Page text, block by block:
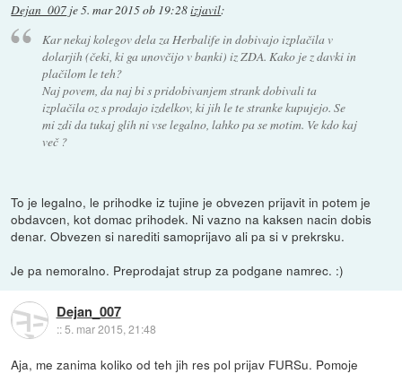
Dejan_007 je5. mar 2015 ob 19:28izjavil:
Kar nekaj kolegov dela za Herbalife in dobivajo izplačila v
dolarjih (čeki, ki ga unovčijo v banki) iz ZDA. Kako je z davki in
plačilom le teh?
Naj povem, da naj bi s pridobivanjem strank dobivali ta
izplačila oz s prodajo izdelkov, ki jih le te stranke kupujejo. Se
mi zdi da tukaj glih ni vse legalno, lahko pa se motim. Ve kdo kaj
več ?
To je legalno, le prihodke iz tujine je obvezen prijavit in potem je
obdavcen, kot domac prihodek. Ni vazno na kaksen nacin dobis
denar. Obvezen si narediti samoprijavo ali pa si v prekrsku.
Je pa nemoralno. Preprodajat strup za podgane namrec. :)
Dejan_007
::5. mar 2015, 21:48
Aja, me zanima koliko od teh jih res pol prijav FURSu. Pomoje